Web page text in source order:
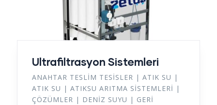
Ultrafiltrasyon Sistemleri
ANAHTAR TESLIM TESISLER | ATIK SU |
ATIK SU | ATIKSU ARITMA SISTEMLERI |
ÇÖZÜMLER | DENIZ SUYU | GERI